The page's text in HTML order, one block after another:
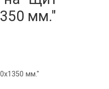
мм."
мм."